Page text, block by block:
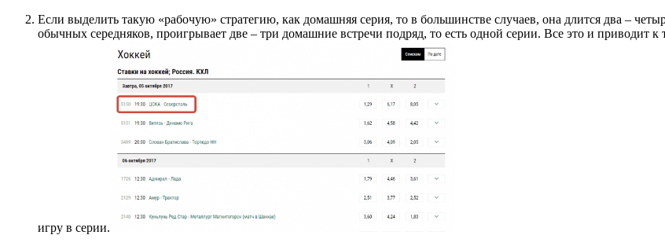
Если выделить такую «рабочую» стратегию, как домашняя серия, то в большинстве случаев, она длится два –
обычных середняков, проигрывает две – три домашние встречи подряд, то есть одной серии. Все это и приводит
игру в серии.